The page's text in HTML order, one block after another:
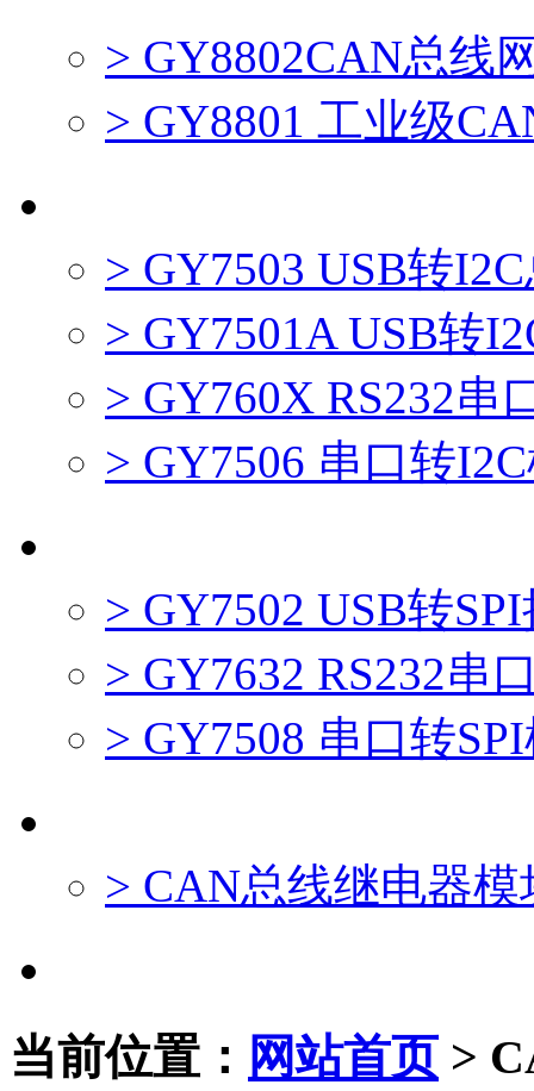
> GY8802CAN总线
> GY8801 工业级
> GY7503 USB转
> GY7501A USB转
> GY760X RS232串
> GY7506 串口转
> GY7502 USB转
> GY7632 RS232串
> GY7508 串口转
> CAN总线继电器模
当前位置： 网站首页>